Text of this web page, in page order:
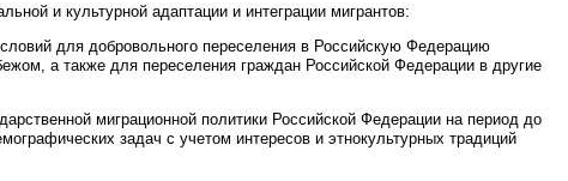
и культурной адаптации и интеграции мигрантов:
для добровольного переселения в Российскую Федерацию
а также для переселения граждан Российской Федерации в другие
миграционной политики Российской Федерации на период до
задач с учетом интересов и этнокультурных традиций